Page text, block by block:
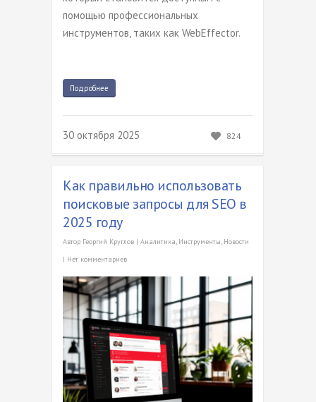
помощью профессиональных
инструментов, таких как WebEffector.
Подробнее
30 октября 2025 824
Как правильно использовать
поисковые запросы для SEO в
2025 году
Автор Георгий Круглов | Аналитика, Инструменты, Новости
| Нет комментариев